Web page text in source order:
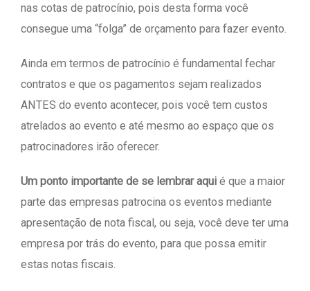
nas cotas de patrocínio, pois desta forma você
consegue uma “folga” de orçamento para fazer evento.
Ainda em termos de patrocínio é fundamental fechar
contratos e que os pagamentos sejam realizados
ANTES do evento acontecer, pois você tem custos
atrelados ao evento e até mesmo ao espaço que os
patrocinadores irão oferecer.
Um ponto importante de se lembrar aqui é que a maior
parte das empresas patrocina os eventos mediante
apresentação de nota fiscal, ou seja, você deve ter uma
empresa por trás do evento, para que possa emitir
estas notas fiscais.